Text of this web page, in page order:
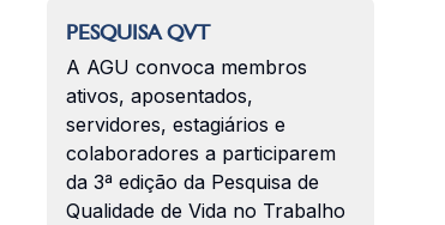
PESQUISA QVT
A AGU convoca membros
ativos, aposentados,
servidores, estagiários e
colaboradores a participarem
da 3ª edição da Pesquisa de
Qualidade de Vida no Trabalho